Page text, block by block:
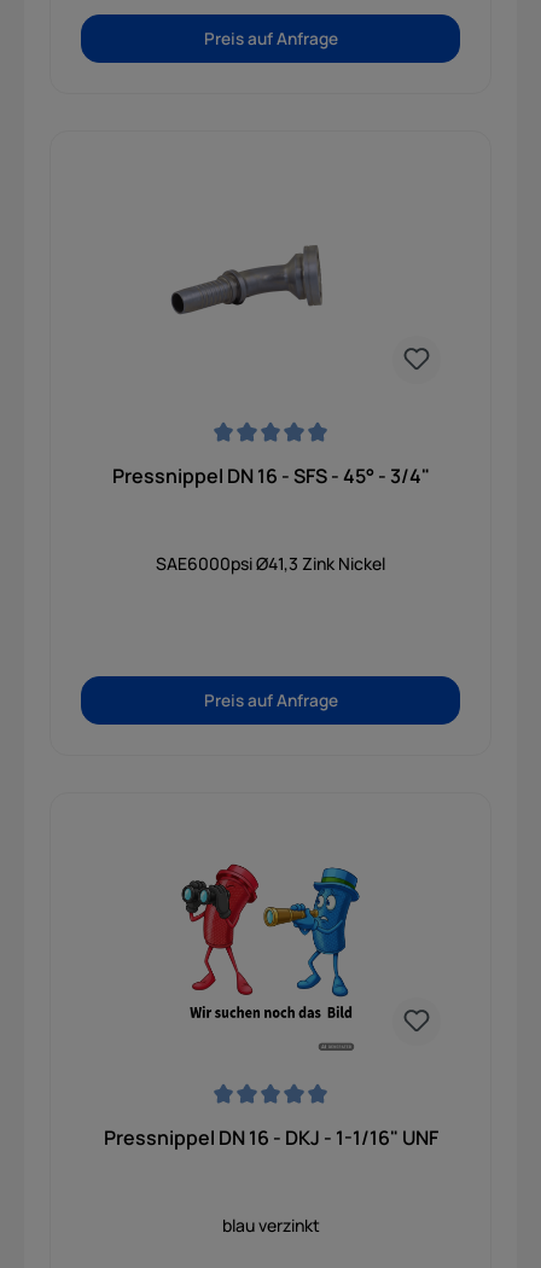
Preis auf Anfrage
Pressnippel DN 16 - SFS - 45° - 3/4"
SAE6000psi Ø41,3 Zink Nickel
Preis auf Anfrage
Pressnippel DN 16 - DKJ - 1-1/16" UNF
blau verzinkt